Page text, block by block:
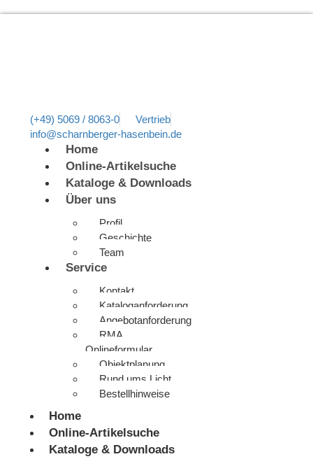
(+49) 5069 / 8063-0
Vertrieb
info@scharnberger-hasenbein.de
Home
Online-Artikelsuche
Kataloge & Downloads
Über uns
Profil
Geschichte
Team
Service
Kontakt
Kataloganforderung
Angebotanforderung
RMA
Onlineformular
Objektplanung
Rund ums Licht
Bestellhinweise
Home
Online-Artikelsuche
Kataloge & Downloads